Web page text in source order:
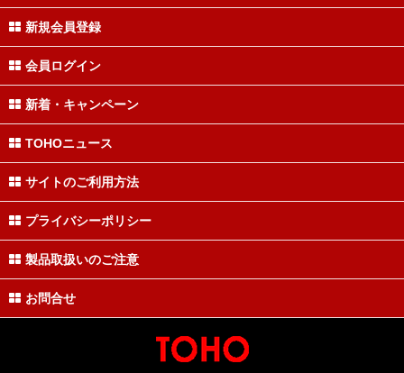
新規会員登録
会員ログイン
新着・キャンペーン
TOHOニュース
サイトのご利用方法
プライバシーポリシー
製品取扱いのご注意
お問合せ